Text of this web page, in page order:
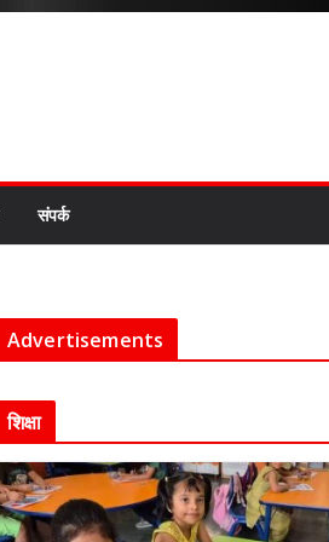
संपर्क
Advertisements
शिक्षा